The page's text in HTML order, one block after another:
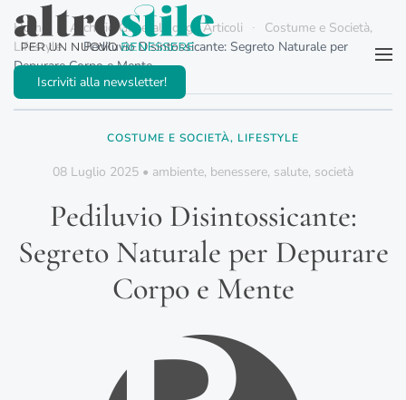
Passa al contenuto principale
Iscriviti alla newsletter!
Home Archivio Generale degli Articoli
Costume e Società,
Lifestyle
Pediluvio Disintossicante: Segreto Naturale per
Depurare Corpo e Mente
COSTUME E SOCIETÀ, LIFESTYLE
08 Luglio 2025 • ambiente, benessere, salute, società
Pediluvio Disintossicante:
Segreto Naturale per Depurare
Corpo e Mente